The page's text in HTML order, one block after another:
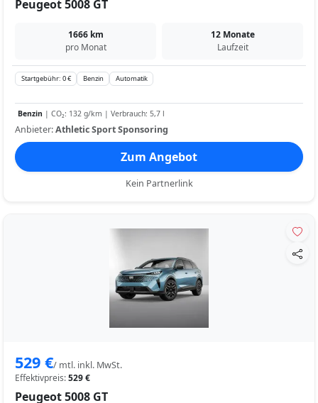
Peugeot 5008 GT
1666 km
pro Monat
12 Monate
Laufzeit
Startgebühr: 0 € Benzin Automatik
Benzin | CO₂: 132 g/km | Verbrauch: 5,7 l
Anbieter:Athletic Sport Sponsoring
Zum Angebot
Kein Partnerlink
529 €/ mtl. inkl. MwSt.
Effektivpreis:529 €
Peugeot 5008 GT